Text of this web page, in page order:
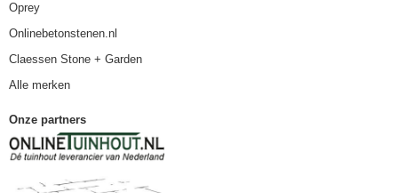
Oprey
Onlinebetonstenen.nl
Claessen Stone + Garden
Alle merken
Onze partners